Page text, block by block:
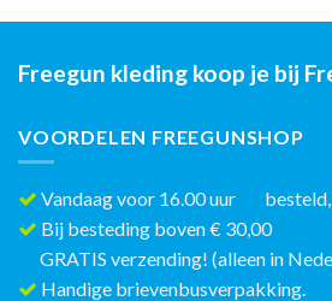
Freegun kleding koop je bij
VOORDELEN FREEGUNSHOP
Vandaag voor 16.00 uur besteld,
Bij besteding boven € 30,00
GRATIS verzending! (alleen in
Handige brievenbusverpakking.